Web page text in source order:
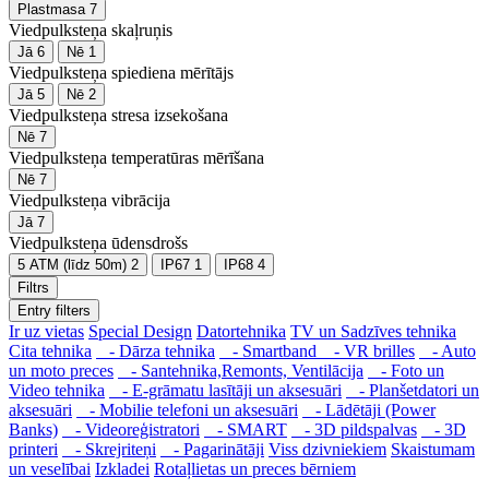
Plastmasa 7
Viedpulksteņa skaļruņis
Jā 6 Nē 1
Viedpulksteņa spiediena mērītājs
Jā 5 Nē 2
Viedpulksteņa stresa izsekošana
Nē 7
Viedpulksteņa temperatūras mērīšana
Nē 7
Viedpulksteņa vibrācija
Jā 7
Viedpulksteņa ūdensdrošs
5 ATM (līdz 50m) 2 IP67 1 IP68 4
Filtrs
Entry filters
Ir uz vietas Special Design Datortehnika TV un Sadzīves tehnika
Cita tehnika
- Dārza tehnika - Smartband - VR brilles
- Auto
un moto preces
- Santehnika,Remonts, Ventilācija
- Foto un
Video tehnika
- E-grāmatu lasītāji un aksesuāri
- Planšetdatori un
aksesuāri
- Mobilie telefoni un aksesuāri
- Lādētāji (Power
Banks)
- Videoreģistratori - SMART - 3D pildspalvas
- 3D
printeri
- Skrejriteņi - Pagarinātāji Viss dzivniekiem Skaistumam
un veselībai Izkladei Rotaļlietas un preces bērniem